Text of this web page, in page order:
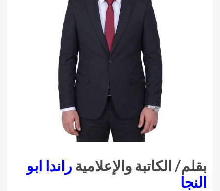
بقلم/ الكاتبة والإعلامية راندا ابو
النجا